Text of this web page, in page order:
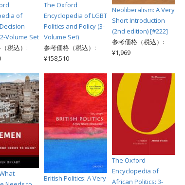
of
Volume Set
税込）:
The Oxford
Encyclopedia of LGBT
Politics and Policy (3-
Volume Set)
参考価格（税込）:
¥158,510
Neoliberalism: A Very
Short Introduction
(2nd edition) [#222]
参考価格（税込）:
¥1,969
British Politics: A Very
The Oxford
Encyclopedia of
African Politics: 3-